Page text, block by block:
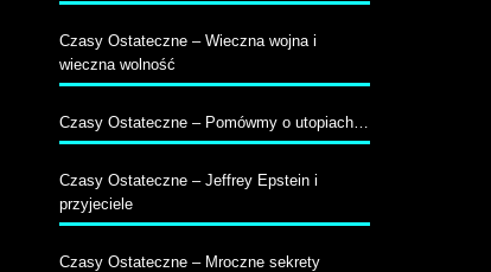
Czasy Ostateczne – Wieczna wojna i
wieczna wolność
Czasy Ostateczne – Pomówmy o utopiach…
Czasy Ostateczne – Jeffrey Epstein i
przyjeciele
Czasy Ostateczne – Mroczne sekrety